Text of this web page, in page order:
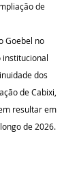
de
Goebel no
institucional
dos
de Cabixi,
resultar em
de 2026.